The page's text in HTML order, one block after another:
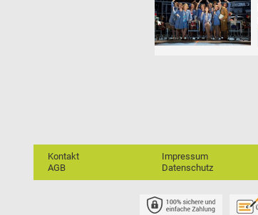
Kontakt
AGB
Impressum
Datenschutz